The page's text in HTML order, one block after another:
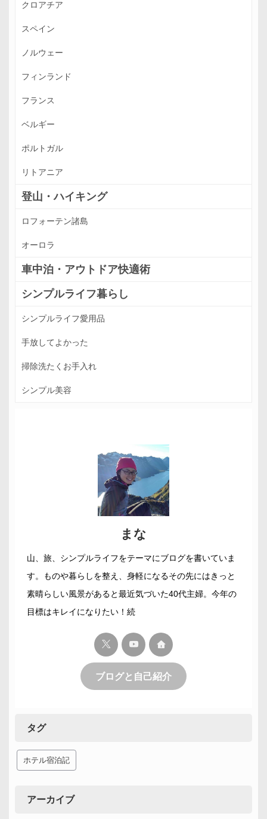
クロアチア
スペイン
ノルウェー
フィンランド
フランス
ベルギー
ポルトガル
リトアニア
登山・ハイキング
ロフォーテン諸島
オーロラ
車中泊・アウトドア快適術
シンプルライフ暮らし
シンプルライフ愛用品
手放してよかった
掃除洗たくお手入れ
シンプル美容
まな
山、旅、シンプルライフをテーマにブログを書いていま
す。ものや暮らしを整え、身軽になるその先にはきっと
素晴らしい風景があると最近気づいた40代主婦。今年の
目標はキレイになりたい！続
ブログと自己紹介
タグ
ホテル宿泊記
アーカイブ